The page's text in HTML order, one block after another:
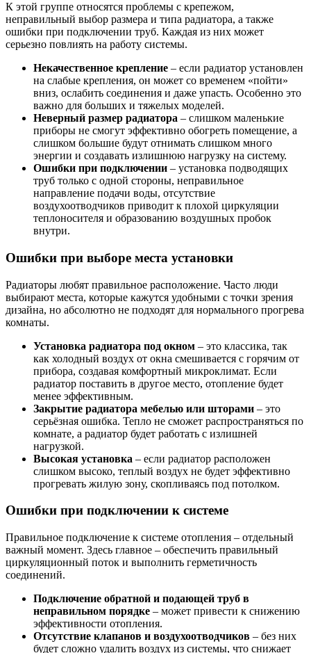
К этой группе относятся проблемы с крепежом,
неправильный выбор размера и типа радиатора, а также
ошибки при подключении труб. Каждая из них может
серьезно повлиять на работу системы.
Некачественное крепление – если радиатор установлен
на слабые крепления, он может со временем «пойти»
вниз, ослабить соединения и даже упасть. Особенно это
важно для больших и тяжелых моделей.
Неверный размер радиатора – слишком маленькие
приборы не смогут эффективно обогреть помещение, а
слишком большие будут отнимать слишком много
энергии и создавать излишнюю нагрузку на систему.
Ошибки при подключении – установка подводящих
труб только с одной стороны, неправильное
направление подачи воды, отсутствие
воздухоотводчиков приводит к плохой циркуляции
теплоносителя и образованию воздушных пробок
внутри.
Ошибки при выборе места установки
Радиаторы любят правильное расположение. Часто люди
выбирают места, которые кажутся удобными с точки зрения
дизайна, но абсолютно не подходят для нормального прогрева
комнаты.
Установка радиатора под окном – это классика, так
как холодный воздух от окна смешивается с горячим от
прибора, создавая комфортный микроклимат. Если
радиатор поставить в другое место, отопление будет
менее эффективным.
Закрытие радиатора мебелью или шторами – это
серьёзная ошибка. Тепло не сможет распространяться по
комнате, а радиатор будет работать с излишней
нагрузкой.
Высокая установка – если радиатор расположен
слишком высоко, теплый воздух не будет эффективно
прогревать жилую зону, скопливаясь под потолком.
Ошибки при подключении к системе
Правильное подключение к системе отопления – отдельный
важный момент. Здесь главное – обеспечить правильный
циркуляционный поток и выполнить герметичность
соединений.
Подключение обратной и подающей труб в
неправильном порядке – может привести к снижению
эффективности отопления.
Отсутствие клапанов и воздухоотводчиков – без них
будет сложно удалить воздух из системы, что снижает